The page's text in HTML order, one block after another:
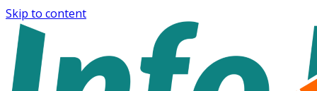
Skip to content